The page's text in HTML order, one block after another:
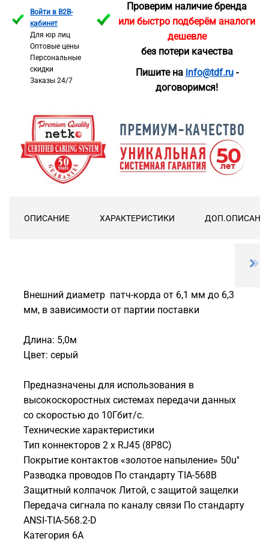
Войти в B2B-
кабинет
Для юр лиц
Оптовые цены
Персональные
скидки
Заказы 24/7
Проверим наличие бренда
или быстро подберём аналоги
дешевле
без потери качества
Пишите на info@tdf.ru-
договоримся!
ОПИСАНИЕ ХАРАКТЕРИСТИКИ
Внешний диаметр патч-корда от 6,1 мм до 6,3
мм, в зависимости от партии поставки
Длина: 5,0м
Цвет: серый
Предназначены для использования в
высокоскоростных системах передачи данных
со скоростью до 10Гбит/с.
Технические характеристики
Тип коннекторов 2 х RJ45 (8P8C)
Покрытие контактов «золотое напыление» 50u''
Разводка проводов По стандарту TIA-568В
Защитный колпачок Литой, с защитой защелки
Передача сигнала по каналу связи По стандарту
ANSI-TIA-568.2-D
Категория 6А